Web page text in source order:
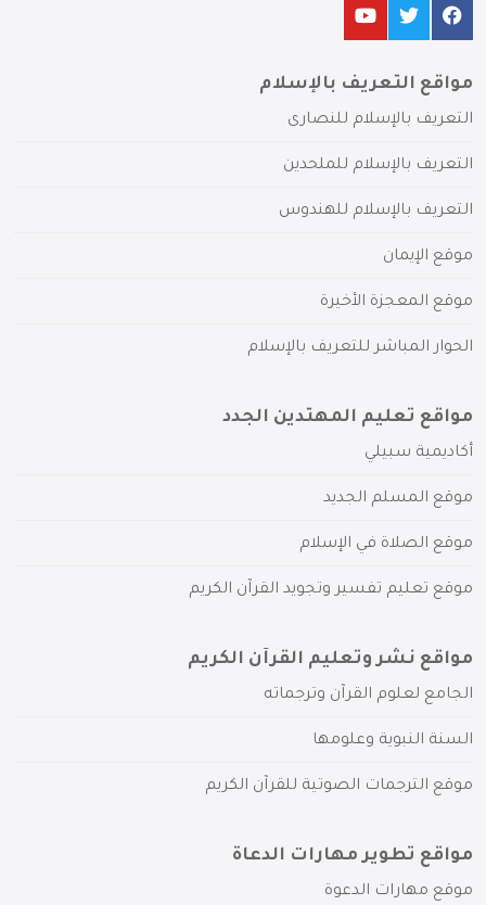
مواقع التعريف بالإسلام
التعريف بالإسلام للنصارى
التعريف بالإسلام للملحدين
التعريف بالإسلام للهندوس
موقع الإيمان
موقع المعجزة الأخيرة
الحوار المباشر للتعريف بالإسلام
مواقع تعليم المهتدين الجدد
أكاديمية سبيلي
موقع المسلم الجديد
موقع الصلاة في الإسلام
موقع تعليم تفسير وتجويد القرآن الكريم
مواقع نشر وتعليم القرآن الكريم
الجامع لعلوم القرآن وترجماته
السنة النبوية وعلومها
موقع الترجمات الصوتية للقرآن الكريم
مواقع تطوير مهارات الدعاة
موقع مهارات الدعوة